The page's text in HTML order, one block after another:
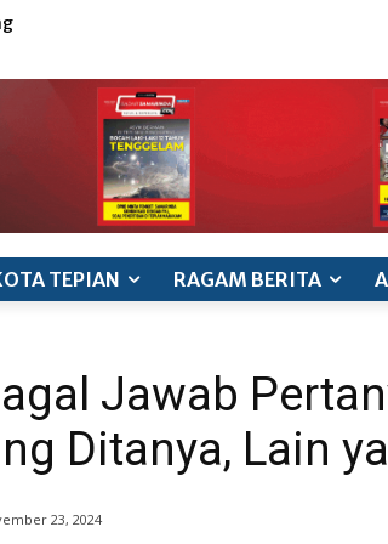
TEPIAN RAGAM BERITA
Jawab
Ditanya, Lain
23, 2024